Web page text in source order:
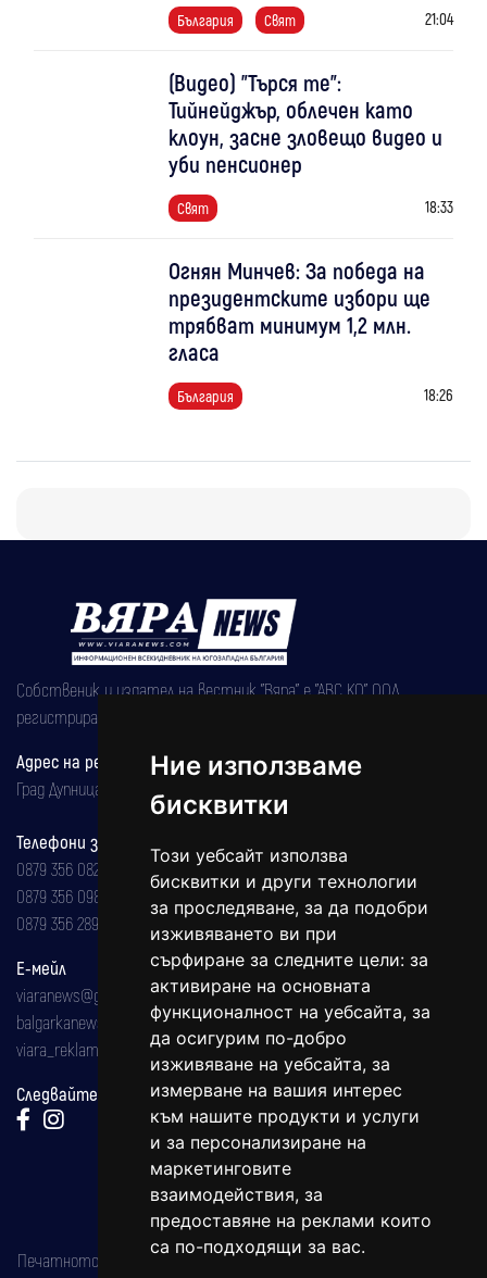
Ние използваме
бисквитки
Този уебсайт използва
бисквитки и други технологии
за проследяване, за да подобри
изживяването ви при
сърфиране за следните цели: за
активиране на основната
функционалност на уебсайта, за
да осигурим по-добро
изживяване на уебсайта, за
измерване на вашия интерес
към нашите продукти и услуги
и за персонализиране на
маркетинговите
взаимодействия, за
предоставяне на реклами които
са по-подходящи за вас.
България Свят 21:04
(Видео) "Търся те":
Тийнейджър, облечен като
клоун, засне зловещо видео и
уби пенсионер
Свят 18:33
Огнян Минчев: За победа на
президентските избори ще
трябват минимум 1,2 млн.
гласа
България 18:26
Собственик и издател на вестник "Вяра" е "АВС КО" ООД,
регистрирана на 08.05.2002 година.
Адрес на редакцията
Град Дупница, ул.''Христо Ботев" 43
Телефони за реклама и абонаменти
0879 356 082
0879 356 098
0879 356 289
Е-мейл
viaranews@gmail.com
balgarkanews@gmail.com
viara_reklama@mail.bg
Следвайте ни:
Печатното издание на вестника е регистрирано в националния